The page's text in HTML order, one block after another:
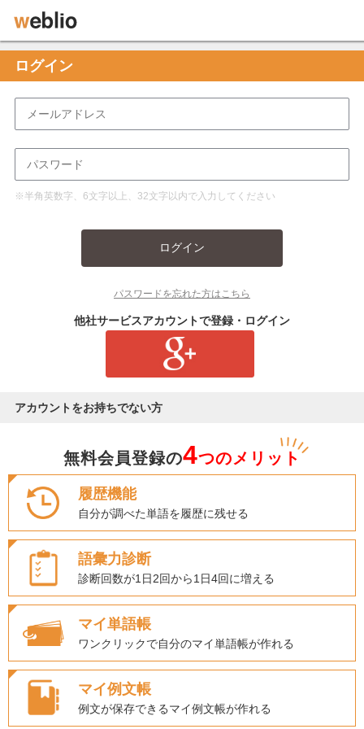
ログイン
※半角英数字、6文字以上、32文字以内で入力してください
ログイン
パスワードを忘れた方はこちら
他社サービスアカウントで登録・ログイン
アカウントをお持ちでない方
無料会員登録の4つのメリット
履歴機能
自分が調べた単語を履歴に残せる
語彙力診断
診断回数が1日2回から1日4回に増える
マイ単語帳
ワンクリックで自分のマイ単語帳が作れる
マイ例文帳
例文が保存できるマイ例文帳が作れる